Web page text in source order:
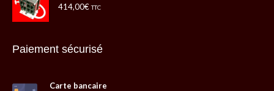
414,00€ TTC
Paiement sécurisé
Carte bancaire